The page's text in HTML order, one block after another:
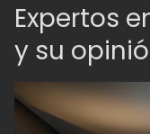
Expertos
y su